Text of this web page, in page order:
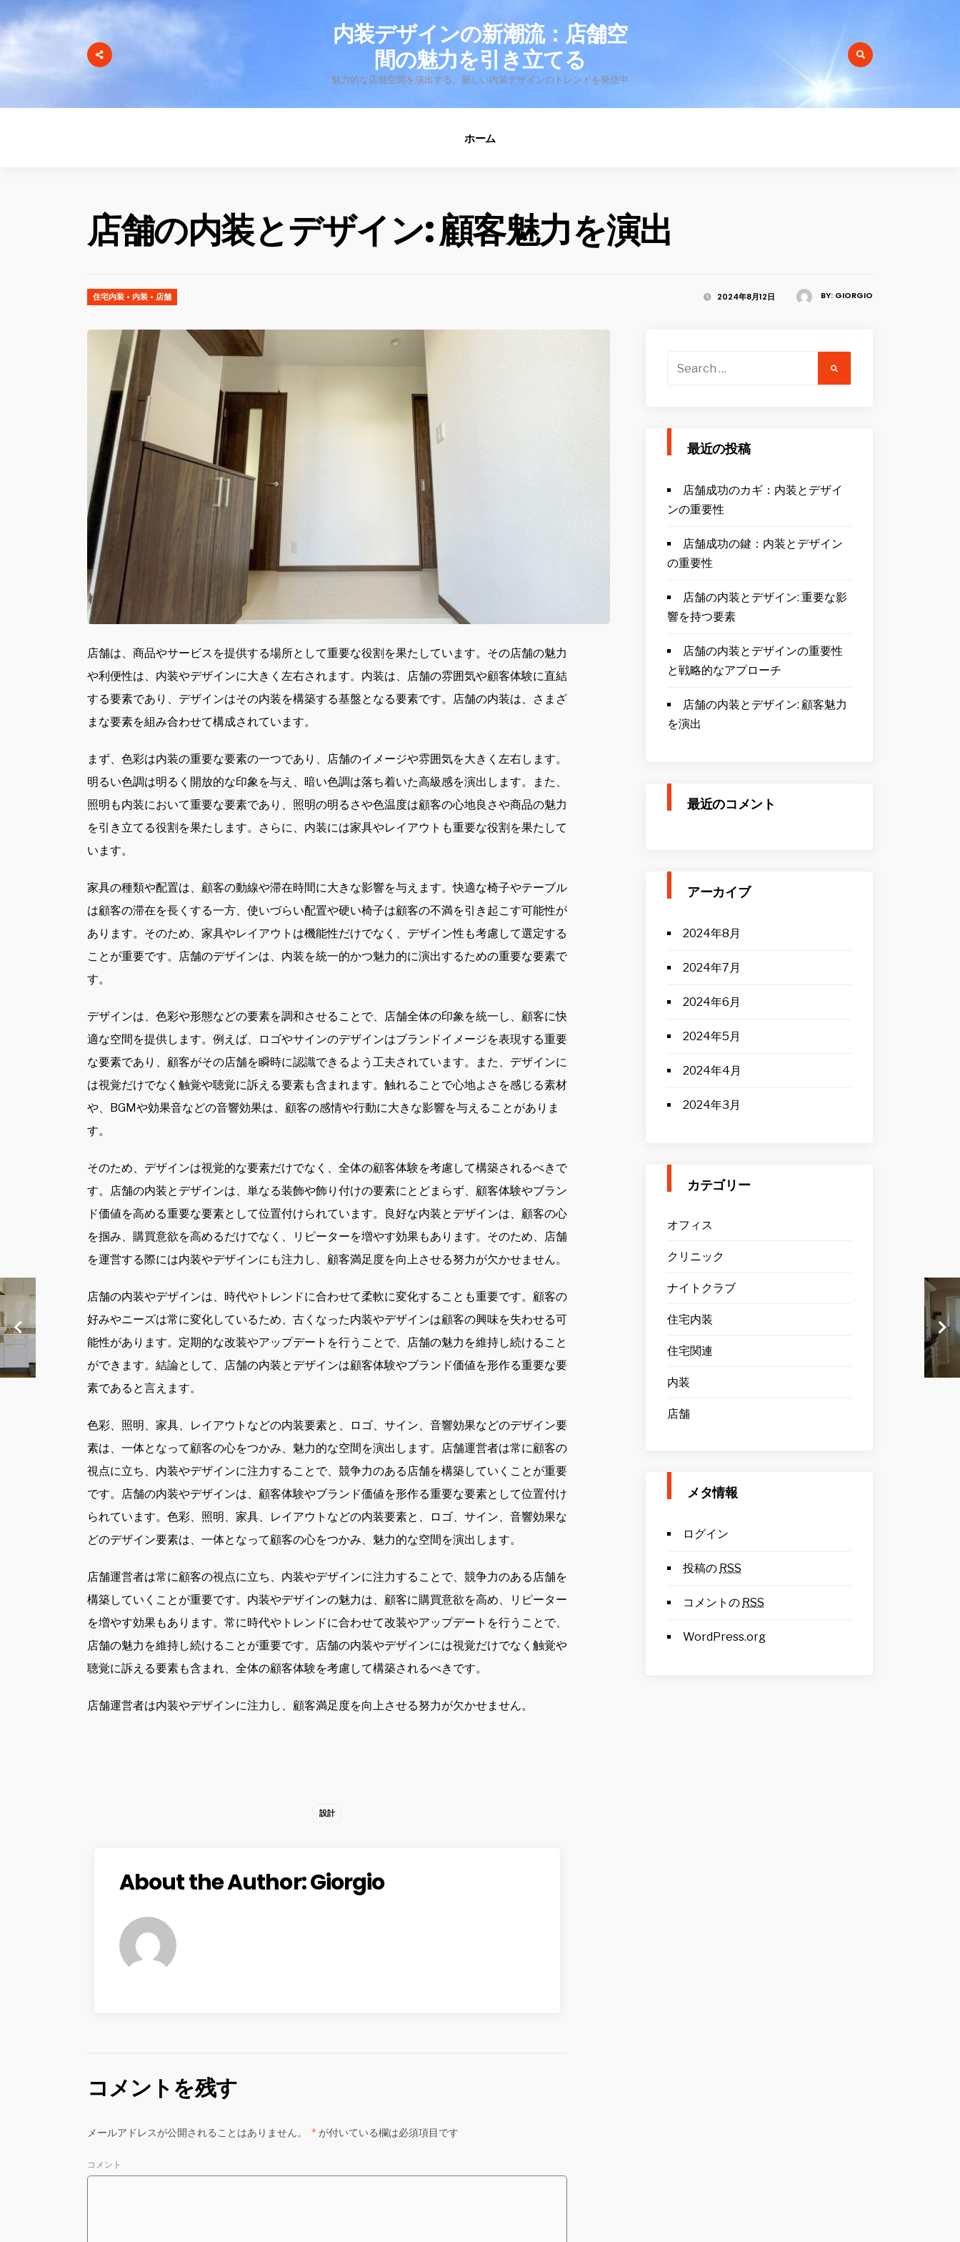
内装デザインの新潮流：店舗空
間の魅力を引き立てる
魅力的な店舗空間を演出する、新しい内装デザインのトレンドを発信中
ホーム
店舗の内装とデザイン: 顧客魅力を演出
BY: GIORGIO
2024年8月12日
住宅内装 • 内装 • 店舗
店舗は、商品やサービスを提供する場所として重要な役割を果たしています。 その店舗の魅力
や利便性は、内装やデザインに大きく左右されます。内装は、店舗の雰囲気や顧客体験に直結
する要素であり、デザインはその内装を構築する基盤となる要素です。店舗の内装は、さまざ
まな要素を組み合わせて構成されています。
まず、色彩は内装の重要な要素の一つであり、店舗のイメージや雰囲気を大きく左右します。
明るい色調は明るく開放的な印象を与え、暗い色調は落ち着いた高級感を演出します。また、
照明も内装において重要な要素であり、照明の明るさや色温度は顧客の心地良さや商品の魅力
を引き立てる役割を果たします。さらに、内装には家具やレイアウトも重要な役割を果たして
います。
家具の種類や配置は、顧客の動線や滞在時間に大きな影響を与えます。快適な椅子やテーブル
は顧客の滞在を長くする一方、使いづらい配置や硬い椅子は顧客の不満を引き起こす可能性が
あります。そのため、家具やレイアウトは機能性だけでなく、デザイン性も考慮して選定する
ことが重要です。店舗のデザインは、内装を統一的かつ魅力的に演出するための重要な要素で
す。
デザインは、色彩や形態などの要素を調和させることで、店舗全体の印象を統一し、顧客に快
適な空間を提供します。例えば、ロゴやサインのデザインはブランドイメージを表現する重要
な要素であり、顧客がその店舗を瞬時に認識できるよう工夫されています。また、デザインに
は視覚だけでなく触覚や聴覚に訴える要素も含まれます。触れることで心地よさを感じる素材
や、BGMや効果音などの音響効果は、顧客の感情や行動に大きな影響を与えることがありま
す。
そのため、デザインは視覚的な要素だけでなく、全体の顧客体験を考慮して構築されるべきで
す。店舗の内装とデザインは、単なる装飾や飾り付けの要素にとどまらず、顧客体験やブラン
ド価値を高める重要な要素として位置付けられています。良好な内装とデザインは、顧客の心
を掴み、購買意欲を高めるだけでなく、リピーターを増やす効果もあります。そのため、店舗
を運営する際には内装やデザインにも注力し、顧客満足度を向上させる努力が欠かせません。
店舗の内装やデザインは、時代やトレンドに合わせて柔軟に変化することも重要です。顧客の
好みやニーズは常に変化しているため、古くなった内装やデザインは顧客の興味を失わせる可
能性があります。定期的な改装やアップデートを行うことで、店舗の魅力を維持し続けること
ができます。結論として、店舗の内装とデザインは顧客体験やブランド価値を形作る重要な要
素であると言えます。
色彩、照明、家具、レイアウトなどの内装要素と、ロゴ、サイン、音響効果などのデザイン要
素は、一体となって顧客の心をつかみ、魅力的な空間を演出します。店舗運営者は常に顧客の
視点に立ち、内装やデザインに注力することで、競争力のある店舗を構築していくことが重要
です。店舗の内装やデザインは、顧客体験やブランド価値を形作る重要な要素として位置付け
られています。色彩、照明、家具、レイアウトなどの内装要素と、ロゴ、サイン、音響効果な
どのデザイン要素は、一体となって顧客の心をつかみ、魅力的な空間を演出します。
店舗運営者は常に顧客の視点に立ち、内装やデザインに注力することで、競争力のある店舗を
構築していくことが重要です。内装やデザインの魅力は、顧客に購買意欲を高め、リピーター
を増やす効果もあります。常に時代やトレンドに合わせて改装やアップデートを行うことで、
店舗の魅力を維持し続けることが重要です。店舗の内装やデザインには視覚だけでなく触覚や
聴覚に訴える要素も含まれ、全体の顧客体験を考慮して構築されるべきです。
店舗運営者は内装やデザインに注力し、顧客満足度を向上させる努力が欠かせません。
設計
About the Author:Giorgio
コメントを残す
メールアドレスが公開されることはありません。 * が付いている欄は必須項目です
コメント
Search
最近の投稿
店舗成功のカギ：内装とデザイ
ンの重要性
店舗成功の鍵：内装とデザイン
の重要性
店舗の内装とデザイン: 重要な影
響を持つ要素
店舗の内装とデザインの重要性
と戦略的なアプローチ
店舗の内装とデザイン: 顧客魅力
を演出
最近のコメント
アーカイブ
2024年8月
2024年7月
2024年6月
2024年5月
2024年4月
2024年3月
カテゴリー
オフィス
クリニック
ナイトクラブ
住宅内装
住宅関連
内装
店舗
メタ情報
ログイン
投稿の RSS
コメントの RSS
WordPress.org